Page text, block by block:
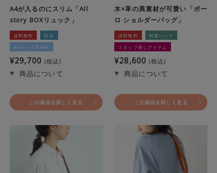
A4が入るのにスリム「All
story BOXリュック」
送料無料
防水
A4サイズ収納可
¥29,700 税込
この商品を詳しく見る
木×革の異素材が可愛い「ボー
ロ ショルダーバッグ」
送料無料
軽量バッグ
スタッフ推しアイテム
¥28,600 税込
この商品を詳しく見る